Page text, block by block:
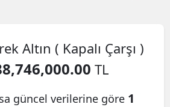
Altın ( Kapalı Çarşı )
TL
güncel verilerine göre 1